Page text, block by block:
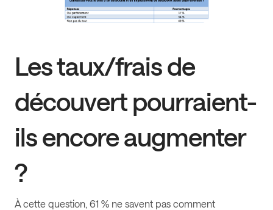
Les taux/frais de
découvert pourraient-
ils encore augmenter
?
À cette question, 61 % ne savent pas comment